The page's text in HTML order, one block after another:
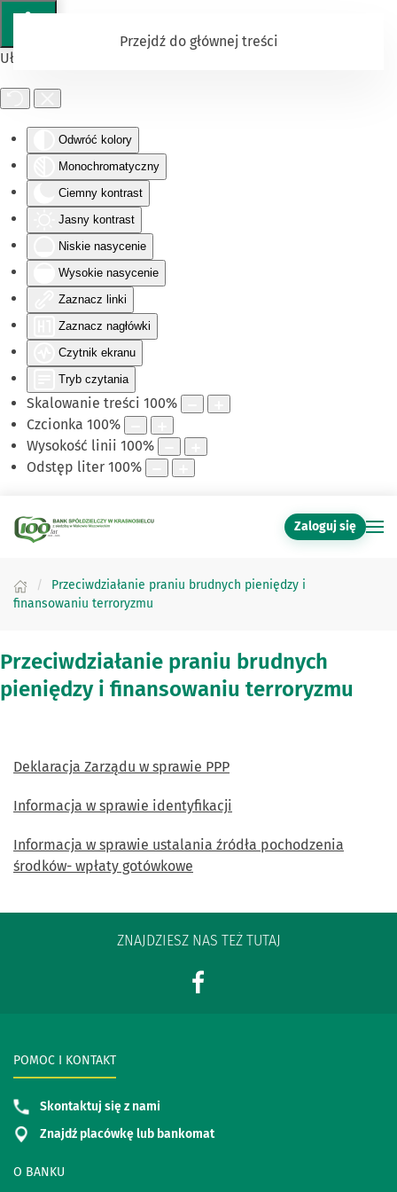
Ułatwienia dostępu
Odwróć kolory
Monochromatyczny
Ciemny kontrast
Jasny kontrast
Niskie nasycenie
Wysokie nasycenie
Zaznacz linki
Zaznacz nagłówki
Czytnik ekranu
Tryb czytania
Skalowanie treści 100%
Czcionka 100%
Wysokość linii 100%
Odstęp liter 100%
Przejdź do głównej treści
Zaloguj się
Przeciwdziałanie praniu brudnych pieniędzy i
finansowaniu terroryzmu
Przeciwdziałanie praniu brudnych
pieniędzy i finansowaniu terroryzmu
Deklaracja Zarządu w sprawie PPP
Informacja w sprawie identyfikacji
Informacja w sprawie ustalania źródła pochodzenia
środków- wpłaty gotówkowe
ZNAJDZIESZ NAS TEŻ TUTAJ
O BANKU
POMOC I KONTAKT
Skontaktuj się z nami
Znajdź placówkę lub bankomat